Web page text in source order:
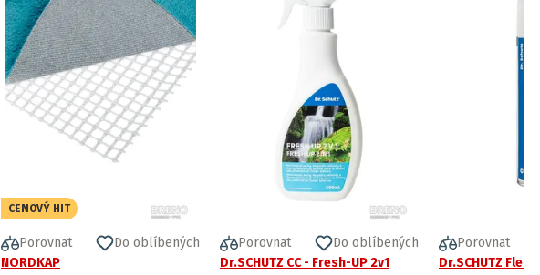
CENOVÝ HIT
Porovnat
Do oblíbených
NORDKAP
Porovnat
Do oblíbených
Dr.SCHUTZ CC - Fresh-UP 2v1
Porovnat
Dr.SCHUTZ